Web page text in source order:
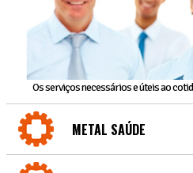
Os serviços necessários e úteis ao
METAL SAÚDE